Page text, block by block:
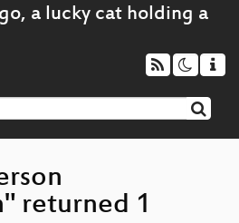
returned 1